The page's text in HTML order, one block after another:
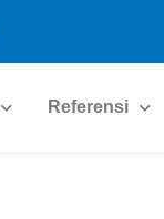
Referensi